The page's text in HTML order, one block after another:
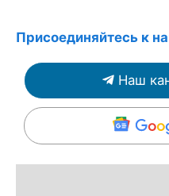
Присоединяйтесь к
Наш